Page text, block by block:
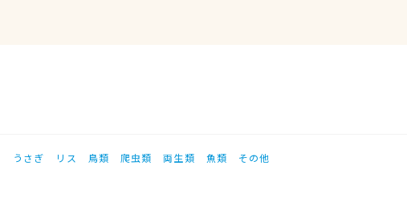
うさぎ リス 鳥類 爬虫類 両生類 魚類 その他